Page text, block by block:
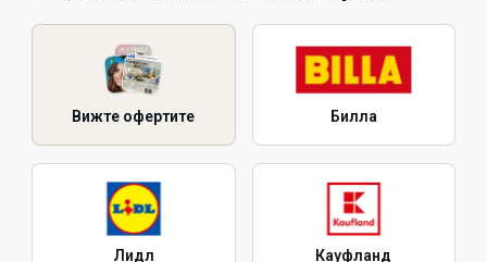
Вижте офертите Билла
Лидл Кауфланд